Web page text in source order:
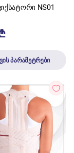
NS01
პარამეტრები